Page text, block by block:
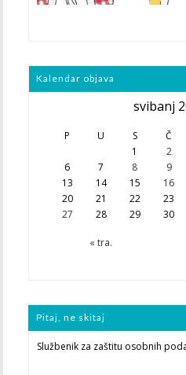
Kalendar objava
svibanj
P U S Č
« tra.
1 2
6
7 8 9
13
14 15 16
20
21 22 23
27
28 29 30
Pitaj, ne skitaj
Službenik za zaštitu osobnih